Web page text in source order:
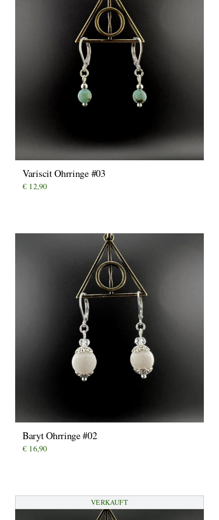
Variscit Ohrringe #03
€ 12,90
Baryt Ohrringe #02
€ 16,90
VERKAUFT